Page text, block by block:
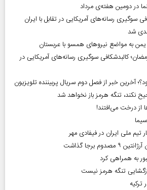
رسانه‌های آمریکایی در تقابل با ایران
جدی شد
به مواضع نیروهای همسو با عربستان
کالبدشکافی سوگیری رسانه‌های آمریکایی در
نکند، تنگه هرمز باز نخواهد شد
از درخت می‌افتند!
برجا گذاشت
به همراهی کرد
تنگه هرمز نیست